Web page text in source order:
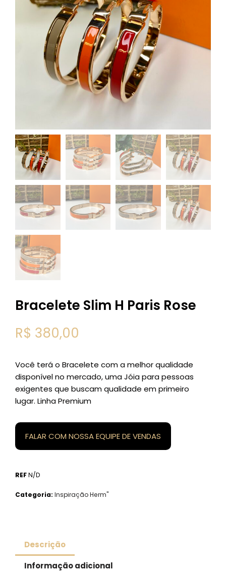
Bracelete Slim H Paris Rose
R$ 380,00
Você terá o Bracelete com a melhor qualidade
disponível no mercado, uma Jóia para pessoas
exigentes que buscam qualidade em primeiro
lugar. Linha Premium
FALAR COM NOSSA EQUIPE DE VENDAS
REFN/D
Categoria: Inspiração Herm''
Descrição
Informação adicional